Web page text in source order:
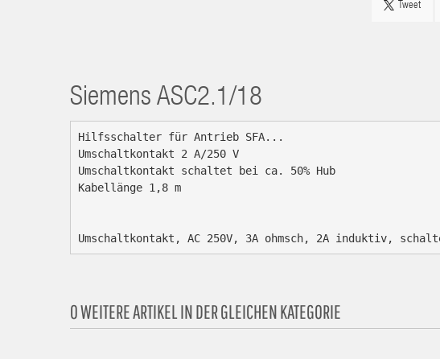
Tweet
Siemens ASC2.1/18
Hilfsschalter für Antrieb SFA...
Umschaltkontakt 2 A/250 V
Umschaltkontakt schaltet bei ca. 50% Hub
Kabellänge 1,8 m
Umschaltkontakt, AC 250V, 3A ohmsch, 2A induktiv,
0 WEITERE ARTIKEL IN DER GLEICHEN KATEGORIE